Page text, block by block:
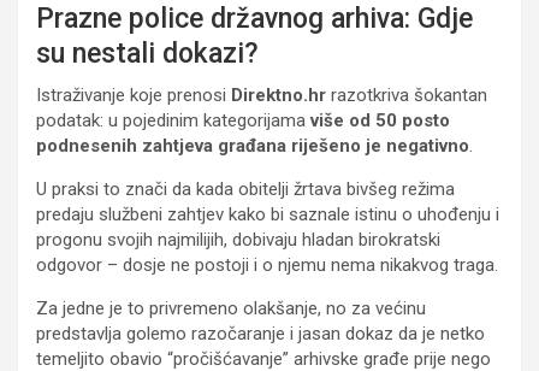
Prazne police državnog arhiva: Gdje
su nestali dokazi?
Istraživanje koje prenosi Direktno.hr razotkriva šokantan
podatak: u pojedinim kategorijamaviše od 50 posto
podnesenih zahtjeva građana riješeno je negativno.
U praksi to znači da kada obitelji žrtava bivšeg režima
predaju službeni zahtjev kako bi saznale istinu o uhođenju i
progonu svojih najmilijih, dobivaju hladan birokratski
odgovor – dosje ne postoji i o njemu nema nikakvog traga.
Za jedne je to privremeno olakšanje, no za većinu
predstavlja golemo razočaranje i jasan dokaz da je netko
temeljito obavio “pročišćavanje” arhivske građe prije nego